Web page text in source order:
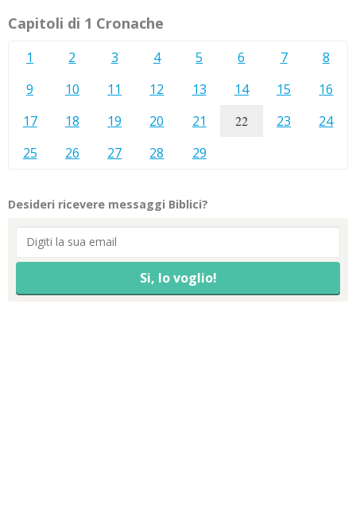
Capitoli di 1 Cronache
1 2 3 4 5 6 7
8
9
10 11 12 13 14 15
16
17
18 19 20 21 22 23
24
25
26 27 28 29
Desideri ricevere messaggi Biblici?